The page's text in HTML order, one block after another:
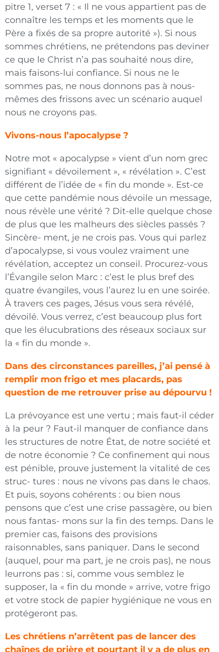
pitre 1, verset 7 : « Il ne vous appartient pas de
connaître les temps et les moments que le
Père a fixés de sa propre autorité »). Si nous
sommes chrétiens, ne prétendons pas deviner
ce que le Christ n’a pas souhaité nous dire,
mais faisons-lui confiance. Si nous ne le
sommes pas, ne nous donnons pas à nous-
mêmes des frissons avec un scénario auquel
nous ne croyons pas.
Vivons-nous l’apocalypse ?
Notre mot « apocalypse » vient d’un nom grec
signifiant « dévoilement », « révélation ». C’est
différent de l’idée de « fin du monde ». Est-ce
que cette pandémie nous dévoile un message,
nous révèle une vérité ? Dit-elle quelque chose
de plus que les malheurs des siècles passés ?
Sincère- ment, je ne crois pas. Vous qui parlez
d’apocalypse, si vous voulez vraiment une
révélation, acceptez un conseil. Procurez-vous
l’Évangile selon Marc : c’est le plus bref des
quatre évangiles, vous l’aurez lu en une soirée.
À travers ces pages, Jésus vous sera révélé,
dévoilé. Vous verrez, c’est beaucoup plus fort
que les élucubrations des réseaux sociaux sur
la « fin du monde ».
Dans des circonstances pareilles, j’ai pensé à
remplir mon frigo et mes placards, pas
question de me retrouver prise au dépourvu !
La prévoyance est une vertu ; mais faut-il céder
à la peur ? Faut-il manquer de confiance dans
les structures de notre État, de notre société et
de notre économie ? Ce confinement qui nous
est pénible, prouve justement la vitalité de ces
struc- tures : nous ne vivons pas dans le chaos.
Et puis, soyons cohérents : ou bien nous
pensons que c’est une crise passagère, ou bien
nous fantas- mons sur la fin des temps. Dans le
premier cas, faisons des provisions
raisonnables, sans paniquer. Dans le second
(auquel, pour ma part, je ne crois pas), ne nous
leurrons pas : si, comme vous semblez le
supposer, la « fin du monde » arrive, votre frigo
et votre stock de papier hygiénique ne vous en
protégeront pas.
Les chrétiens n’arrêtent pas de lancer des
chaînes de prière et pourtant il y a de plus en